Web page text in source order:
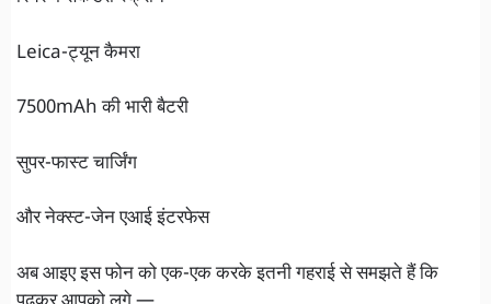
Leica-ट्यून कैमरा
7500mAh की भारी बैटरी
सुपर-फास्ट चार्जिंग
और नेक्स्ट-जेन एआई इंटरफेस
अब आइए इस फोन को एक-एक करके इतनी गहराई से समझते हैं कि